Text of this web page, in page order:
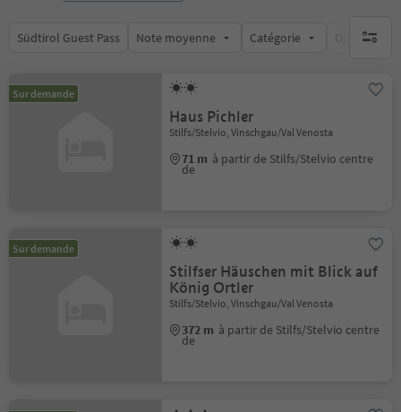
Südtirol Guest Pass Note moyenne Catégorie Options de
aucun
Sur demande
Haus Pichler
Stilfs/Stelvio, Vinschgau/Val Venosta
71 m à partir de Stilfs/Stelvio centre
de
Sur demande
Stilfser Häuschen mit Blick auf
König Ortler
Stilfs/Stelvio, Vinschgau/Val Venosta
372 m à partir de Stilfs/Stelvio centre
de